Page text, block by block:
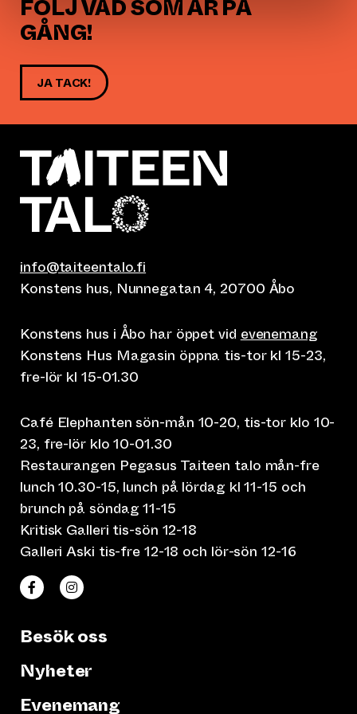
FÖLJ VAD SOM ÄR PÅ
GÅNG!
JA TACK!
info@taiteentalo.fi
Konstens hus, Nunnegatan 4, 20700 Åbo
Konstens hus i Åbo har öppet vid evenemang
Konstens Hus Magasin öppna tis-tor kl 15-23,
fre-lör kl 15-01.30
Café Elephanten sön-mån 10-20, tis-tor klo 10-
23, fre-lör klo 10-01.30
Restaurangen Pegasus Taiteen talo mån-fre
lunch 10.30-15, lunch på lördag kl 11-15 och
brunch på söndag 11-15
Kritisk Galleri tis-sön 12-18
Galleri Aski tis-fre 12-18 och lör-sön 12-16
Taiteen talo Facebookissa
(leder till annan webbtjänst)
Taiteen talo Instagramissa
(leder till annan webbtjänst)
Besök oss
Nyheter
Evenemang